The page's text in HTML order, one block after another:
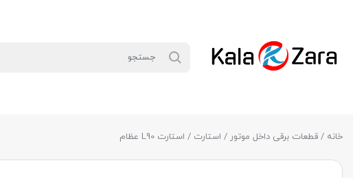
خانه / قطعات برقی داخل موتور / استارت / استارت L90 عظام